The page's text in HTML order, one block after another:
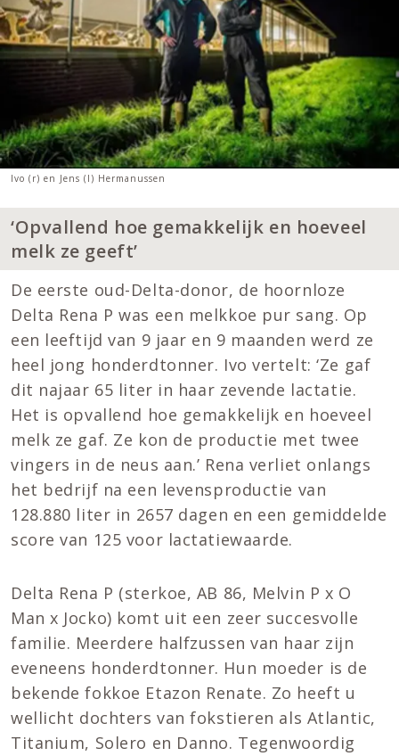
Ivo (r) en Jens (l) Hermanussen
‘Opvallend hoe gemakkelijk en hoeveel
melk ze geeft’
De eerste oud-Delta-donor, de hoornloze
Delta Rena P was een melkkoe pur sang. Op
een leeftijd van 9 jaar en 9 maanden werd ze
heel jong honderdtonner. Ivo vertelt: ‘Ze gaf
dit najaar 65 liter in haar zevende lactatie.
Het is opvallend hoe gemakkelijk en hoeveel
melk ze gaf. Ze kon de productie met twee
vingers in de neus aan.’ Rena verliet onlangs
het bedrijf na een levensproductie van
128.880 liter in 2657 dagen en een gemiddelde
score van 125 voor lactatiewaarde.
Delta Rena P (sterkoe, AB 86, Melvin P x O
Man x Jocko) komt uit een zeer succesvolle
familie. Meerdere halfzussen van haar zijn
eveneens honderdtonner. Hun moeder is de
bekende fokkoe Etazon Renate. Zo heeft u
wellicht dochters van fokstieren als Atlantic,
Titanium, Solero en Danno. Tegenwoordig